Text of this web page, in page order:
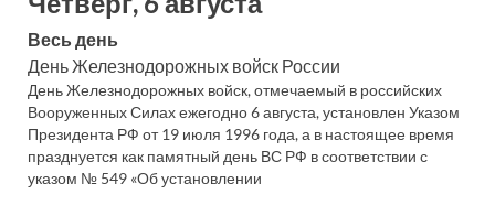
Весь день
День Железнодорожных войск России
День Железнодорожных войск, отмечаемый в российских
Вооруженных Силах ежегодно 6 августа, установлен Указом
Президента РФ от 19 июля 1996 года, а в настоящее время
празднуется как памятный день ВС РФ в соответствии с
указом № 549 «Об установлении